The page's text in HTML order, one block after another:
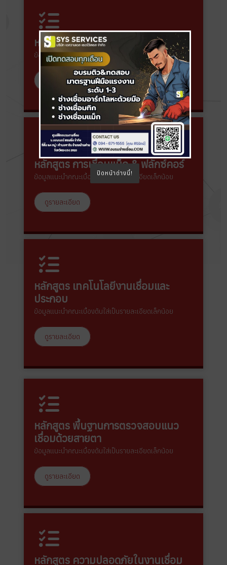
หลักสูตร การเชื่อมอาร์กโลหะด้วยมือ
ข้อมูลแนะนำคณะเบื้องต้นใส่เป็นรายละเอียดเล็กน้อย
ดูรายละเอียด
หลักสูตร การเชื่อมแม็ก & ฟลักซ์คอร์
ข้อมูลแนะนำคณะเบื้องต้นใส่เป็นรายละเอียดเล็กน้อย
ดูรายละเอียด
หลักสูตร เทคโนโลยีงานเชื่อมและ
ประกอบ
ข้อมูลแนะนำคณะเบื้องต้นใส่เป็นรายละเอียดเล็กน้อย
ดูรายละเอียด
หลักสูตร พื้นฐานการตรวจสอบแนว
เชื่อมด้วยสายตา
ข้อมูลแนะนำคณะเบื้องต้นใส่เป็นรายละเอียดเล็กน้อย
ดูรายละเอียด
หลักสูตร ความปลอดภัยในงานเชื่อม
ปิดหน้าต่างนี้!